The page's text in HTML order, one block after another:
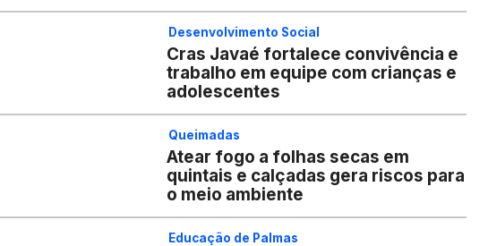
Desenvolvimento Social
Cras Javaé fortalece convivência e
trabalho em equipe com crianças e
adolescentes
Queimadas
Atear fogo a folhas secas em
quintais e calçadas gera riscos para
o meio ambiente
Educação de Palmas